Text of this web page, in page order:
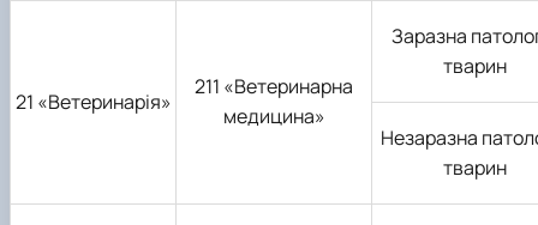
21 «Ветеринарія»
211 «Ветеринарна
медицина»
Заразна
тварин
Незаразна
тварин